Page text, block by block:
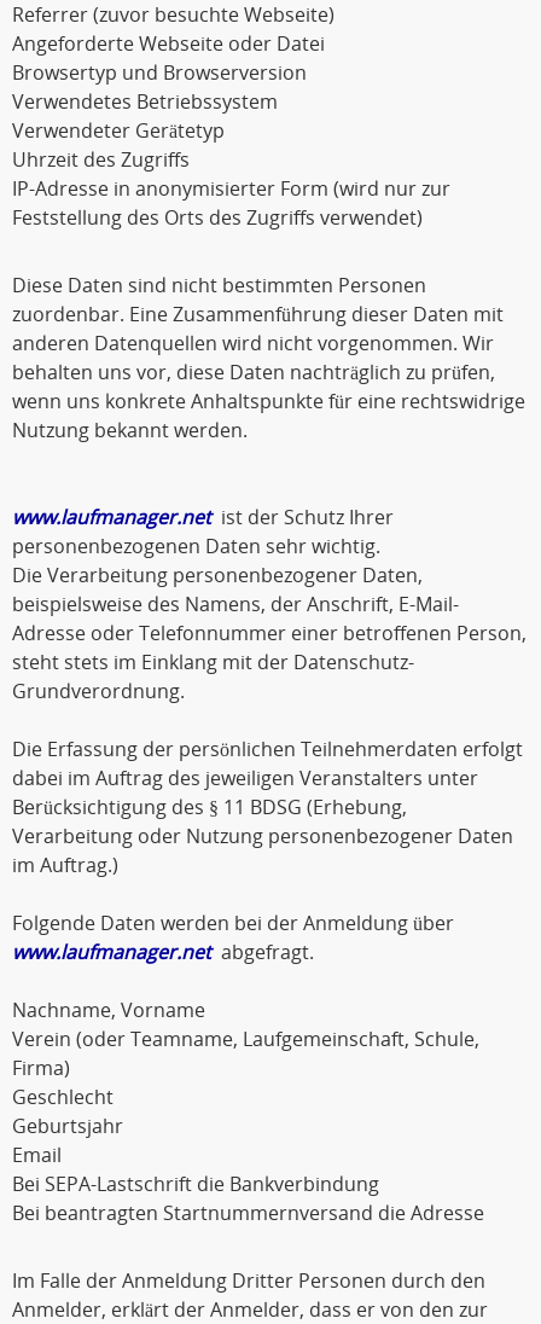
Referrer (zuvor besuchte Webseite)
Angeforderte Webseite oder Datei
Browsertyp und Browserversion
Verwendetes Betriebssystem
Verwendeter Gerätetyp
Uhrzeit des Zugriffs
IP-Adresse in anonymisierter Form (wird nur zur
Feststellung des Orts des Zugriffs verwendet)
Diese Daten sind nicht bestimmten Personen
zuordenbar. Eine Zusammenführung dieser Daten mit
anderen Datenquellen wird nicht vorgenommen. Wir
behalten uns vor, diese Daten nachträglich zu prüfen,
wenn uns konkrete Anhaltspunkte für eine rechtswidrige
Nutzung bekannt werden.
www.laufmanager.netist der Schutz Ihrer
personenbezogenen Daten sehr wichtig.
Die Verarbeitung personenbezogener Daten,
beispielsweise des Namens, der Anschrift, E-Mail-
Adresse oder Telefonnummer einer betroffenen Person,
steht stets im Einklang mit der Datenschutz-
Grundverordnung.
Die Erfassung der persönlichen Teilnehmerdaten erfolgt
dabei im Auftrag des jeweiligen Veranstalters unter
Berücksichtigung des § 11 BDSG (Erhebung,
Verarbeitung oder Nutzung personenbezogener Daten
im Auftrag.)
Folgende Daten werden bei der Anmeldung über
www.laufmanager.netabgefragt.
Nachname, Vorname
Verein (oder Teamname, Laufgemeinschaft, Schule,
Firma)
Geschlecht
Geburtsjahr
Email
Bei SEPA-Lastschrift die Bankverbindung
Bei beantragten Startnummernversand die Adresse
Im Falle der Anmeldung Dritter Personen durch den
Anmelder, erklärt der Anmelder, dass er von den zur